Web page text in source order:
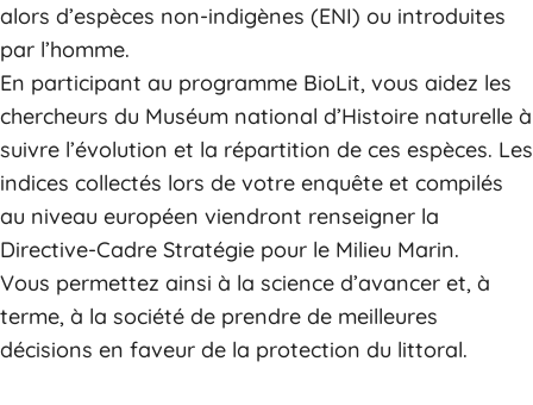
alors d’espèces non-indigènes (ENI) ou introduites
par l’homme.
En participant au programme BioLit, vous aidez les
chercheurs du Muséum national d’Histoire naturelle à
suivre l’évolution et la répartition de ces espèces. Les
indices collectés lors de votre enquête et compilés
au niveau européen viendront renseigner la
Directive-Cadre Stratégie pour le Milieu Marin.
Vous permettez ainsi à la science d’avancer et, à
terme, à la société de prendre de meilleures
décisions en faveur de la protection du littoral.